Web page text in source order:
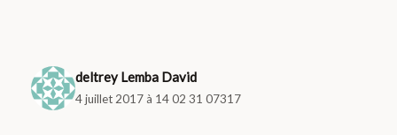
deltrey Lemba David
4 juillet 2017 à 14 02 31 07317